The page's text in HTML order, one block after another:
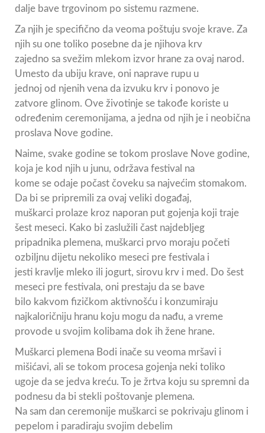
dalje bave trgovinom po sistemu razmene.
Za njih je specifično da veoma poštuju svoje krave. Za
njih su one toliko posebne da je njihova krv
zajedno sa svežim mlekom izvor hrane za ovaj narod.
Umesto da ubiju krave, oni naprave rupu u
jednoj od njenih vena da izvuku krv i ponovo je
zatvore glinom. Ove životinje se takođe koriste u
određenim ceremonijama, a jedna od njih je i neobična
proslava Nove godine.
Naime, svake godine se tokom proslave Nove godine,
koja je kod njih u junu, održava festival na
kome se odaje počast čoveku sa najvećim stomakom.
Da bi se pripremili za ovaj veliki događaj,
muškarci prolaze kroz naporan put gojenja koji traje
šest meseci. Kako bi zaslužili čast najdebljeg
pripadnika plemena, muškarci prvo moraju početi
ozbiljnu dijetu nekoliko meseci pre festivala i
jesti kravlje mleko ili jogurt, sirovu krv i med. Do šest
meseci pre festivala, oni prestaju da se bave
bilo kakvom fizičkom aktivnošću i konzumiraju
najkaloričniju hranu koju mogu da nađu, a vreme
provode u svojim kolibama dok ih žene hrane.
Muškarci plemena Bodi inače su veoma mršavi i
mišićavi, ali se tokom procesa gojenja neki toliko
ugoje da se jedva kreću. To je žrtva koju su spremni da
podnesu da bi stekli poštovanje plemena.
Na sam dan ceremonije muškarci se pokrivaju glinom i
pepelom i paradiraju svojim debelim